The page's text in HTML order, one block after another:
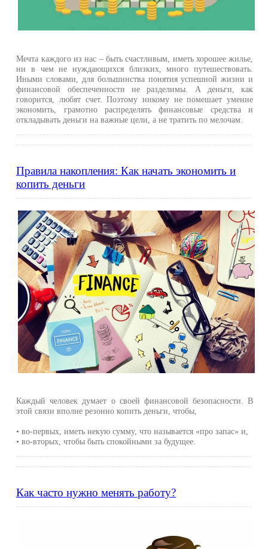
Мечта каждого из нас – быть счастливым, иметь хорошее жилье,
ни в чем не нуждающихся близких, много путешествовать.
Иными словами, для большинства понятия успешной жизни и
финансовой обеспеченности не разделимы. А деньги, как
говорится, любят счет. Поэтому никому не помешает умение
экономить, грамотно распределять финансовые средства и
откладывать деньги на важные цели, а не тратить по мелочам.
Правила накопления: Как начать экономить и
копить деньги
Каждый человек думает о своей финансовой безопасности. В
этой связи вполне резонно копить деньги, чтобы,
• во-первых, иметь некую сумму, что называется «про запас» и,
• во-вторых, чтобы быть спокойными за будущее.
Как часто нужно менять работу?